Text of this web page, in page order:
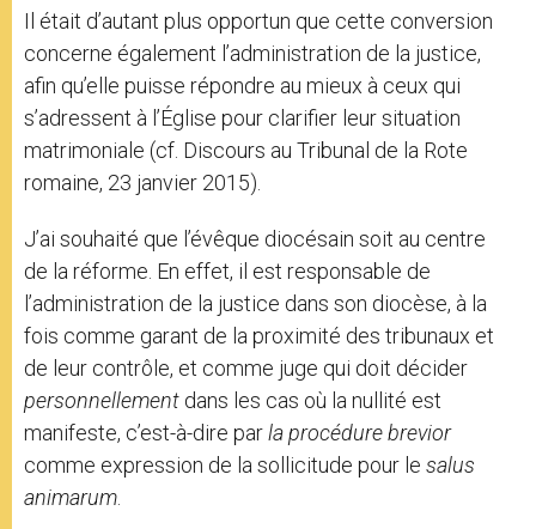
Il était d’autant plus opportun que cette conversion
concerne également l’administration de la justice,
afin qu’elle puisse répondre au mieux à ceux qui
s’adressent à l’Église pour clarifier leur situation
matrimoniale (cf. Discours au Tribunal de la Rote
romaine, 23 janvier 2015).
J’ai souhaité que l’évêque diocésain soit au centre
de la réforme. En effet, il est responsable de
l’administration de la justice dans son diocèse, à la
fois comme garant de la proximité des tribunaux et
de leur contrôle, et comme juge qui doit décider
personnellement dans les cas où la nullité est
manifeste, c’est-à-dire parla procédure brevior
comme expression de la sollicitude pour le salus
animarum